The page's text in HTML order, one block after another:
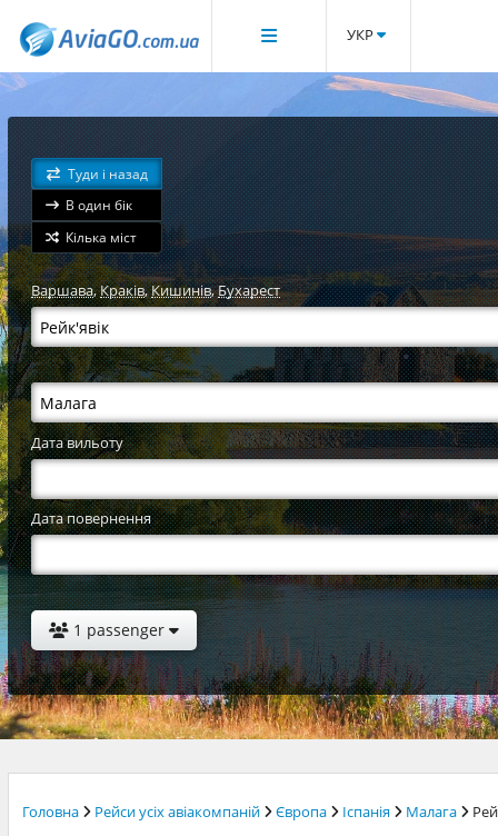
УКР
Туди і назад
В один бік
Кілька міст
Варшава,Краків,Кишинів,Бухарест
Дата вильоту
Дата повернення
1 passenger
Головна Рейси усіх авіакомпаній Європа Іспанія Малага